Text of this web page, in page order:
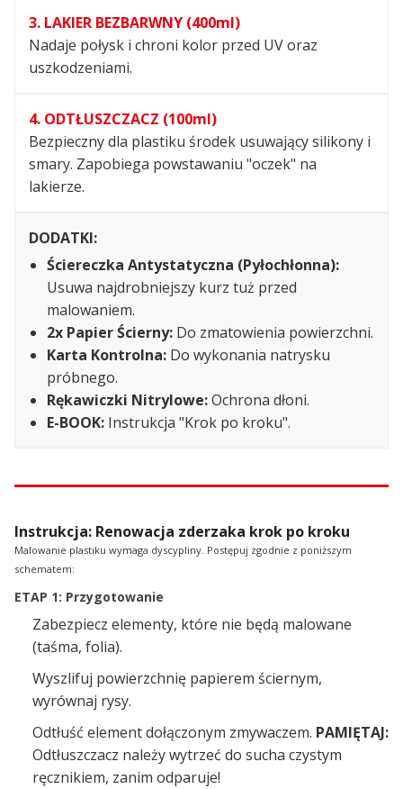
3. LAKIER BEZBARWNY (400ml)
Nadaje połysk i chroni kolor przed UV oraz
uszkodzeniami.
4. ODTŁUSZCZACZ (100ml)
Bezpieczny dla plastiku środek usuwający silikony i
smary. Zapobiega powstawaniu "oczek" na
lakierze.
DODATKI:
Ściereczka Antystatyczna (Pyłochłonna):
Usuwa najdrobniejszy kurz tuż przed
malowaniem.
2x Papier Ścierny: Do zmatowienia powierzchni.
Karta Kontrolna: Do wykonania natrysku
próbnego.
Rękawiczki Nitrylowe:Ochrona dłoni.
E-BOOK: Instrukcja "Krok po kroku".
Instrukcja: Renowacja zderzaka krok po kroku
Malowanie plastiku wymaga dyscypliny. Postępuj zgodnie z poniższym
schematem:
ETAP 1: Przygotowanie
Zabezpiecz elementy, które nie będą malowane
(taśma, folia).
Wyszlifuj powierzchnię papierem ściernym,
wyrównaj rysy.
Odtłuść element dołączonym zmywaczem. PAMIĘTAJ:
Odtłuszczacz należy wytrzeć do sucha czystym
ręcznikiem, zanim odparuje!